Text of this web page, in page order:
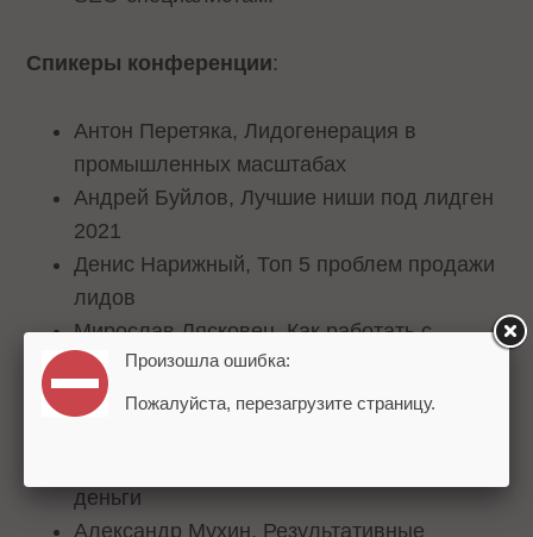
Спикеры конференции:
Антон Перетяка, Лидогенерация в
промышленных масштабах
Андрей Буйлов, Лучшие ниши под лидген
2021
Денис Нарижный, Топ 5 проблем продажи
лидов
Мирослав Лясковец, Как работать с
рекламой в Facebook & Instagram в 2021
году!
деньги
Александр Мухин, Результативные
Произошла ошибка:
Пожалуйста, перезагрузите страницу.